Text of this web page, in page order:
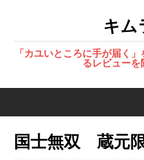
キム
「カユいところに手が届く
るレビュー
国士無双 蔵元